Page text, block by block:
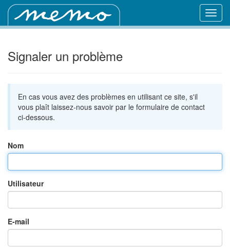
Signaler un problème
En cas vous avez des problèmes en utilisant ce site, s'il
vous plaît laissez-nous savoir par le formulaire de contact
ci-dessous.
Nom
Utilisateur
E-mail